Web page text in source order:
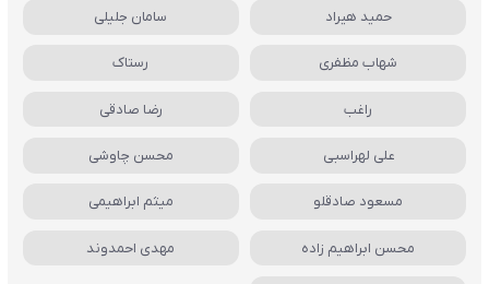
حمید هیراد سامان جلیلی
شهاب مظفری رستاک
راغب رضا صادقی
علی لهراسبی محسن چاوشی
مسعود صادقلو میثم ابراهیمی
محسن ابراهیم زاده مهدی احمدوند